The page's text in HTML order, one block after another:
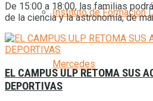
Instituto de Formación
Mercedes
De 15:00 a 18:00, las familias
de la ciencia y la astronomía, de
EL CAMPUS ULP RETOMA SUS
DEPORTIVAS